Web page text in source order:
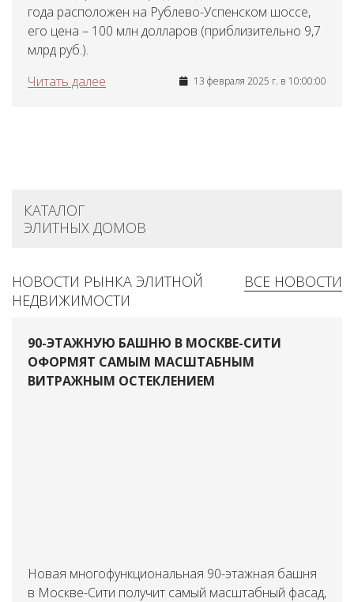
года расположен на Рублево-Успенском шоссе,
его цена – 100 млн долларов (приблизительно 9,7
млрд руб.).
Читать далее
13 февраля 2025 г. в 10:00:00
КАТАЛОГ
ЭЛИТНЫХ ДОМОВ
ВСЕ НОВОСТИ
НОВОСТИ РЫНКА ЭЛИТНОЙ
НЕДВИЖИМОСТИ
90-ЭТАЖНУЮ БАШНЮ В МОСКВЕ-СИТИ
ОФОРМЯТ САМЫМ МАСШТАБНЫМ
ВИТРАЖНЫМ ОСТЕКЛЕНИЕМ
Новая многофункциональная 90-этажная башня
в Москве-Сити получит самый масштабный фасад,